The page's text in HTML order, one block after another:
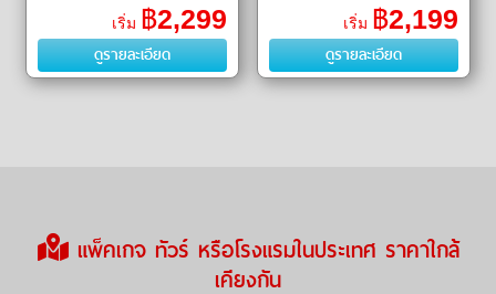
เริ่ม ฿2,299
ดูรายละเอียด
เริ่ม ฿2,199
ดูรายละเอียด
แพ็คเกจ ทัวร์ หรือโรงแรมในประเทศ ราคาใกล้
เคียงกัน